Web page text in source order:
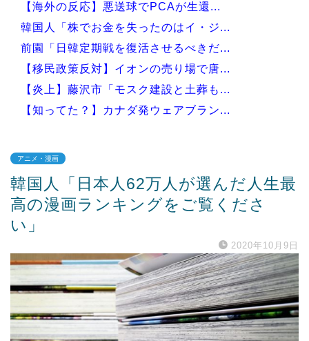
【海外の反応】悪送球でPCAが生還...
韓国人「株でお金を失ったのはイ・ジ...
前園「日韓定期戦を復活させるべきだ...
【移民政策反対】イオンの売り場で唐...
【炎上】藤沢市「モスク建設と土葬も...
【知ってた？】カナダ発ウェアブラン...
Powered by livedoor 相互RSS
アニメ・漫画
韓国人「日本人62万人が選んだ人生最
高の漫画ランキングをご覧くださ
い」
2020年10月9日